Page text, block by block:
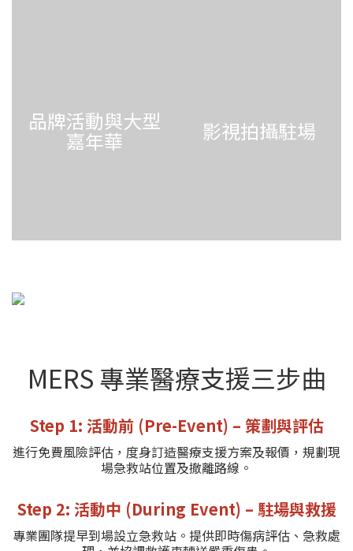
品牌活動與大型
嘉年華 影視拍攝駐場
MERS 專業醫療支援三步曲
Step 1: 活動前 (Pre-Event) – 策劃與評估
進行免費風險評估，度身訂造醫療支援方案及報價，規劃現
場急救站位置及撤離路線。
Step 2: 活動中 (During Event) – 駐場與救援
專業團隊提早到場設立急救站。提供即時傷病評估、急救處